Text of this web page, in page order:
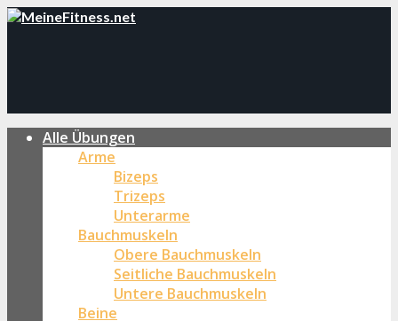
Alle Übungen
Arme
Bizeps
Trizeps
Unterarme
Bauchmuskeln
Obere Bauchmuskeln
Seitliche Bauchmuskeln
Untere Bauchmuskeln
Beine